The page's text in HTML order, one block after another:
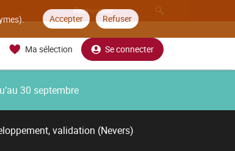
Accepter Refuser
Ma sélection Se connecter
30 septembre
validation (Nevers)